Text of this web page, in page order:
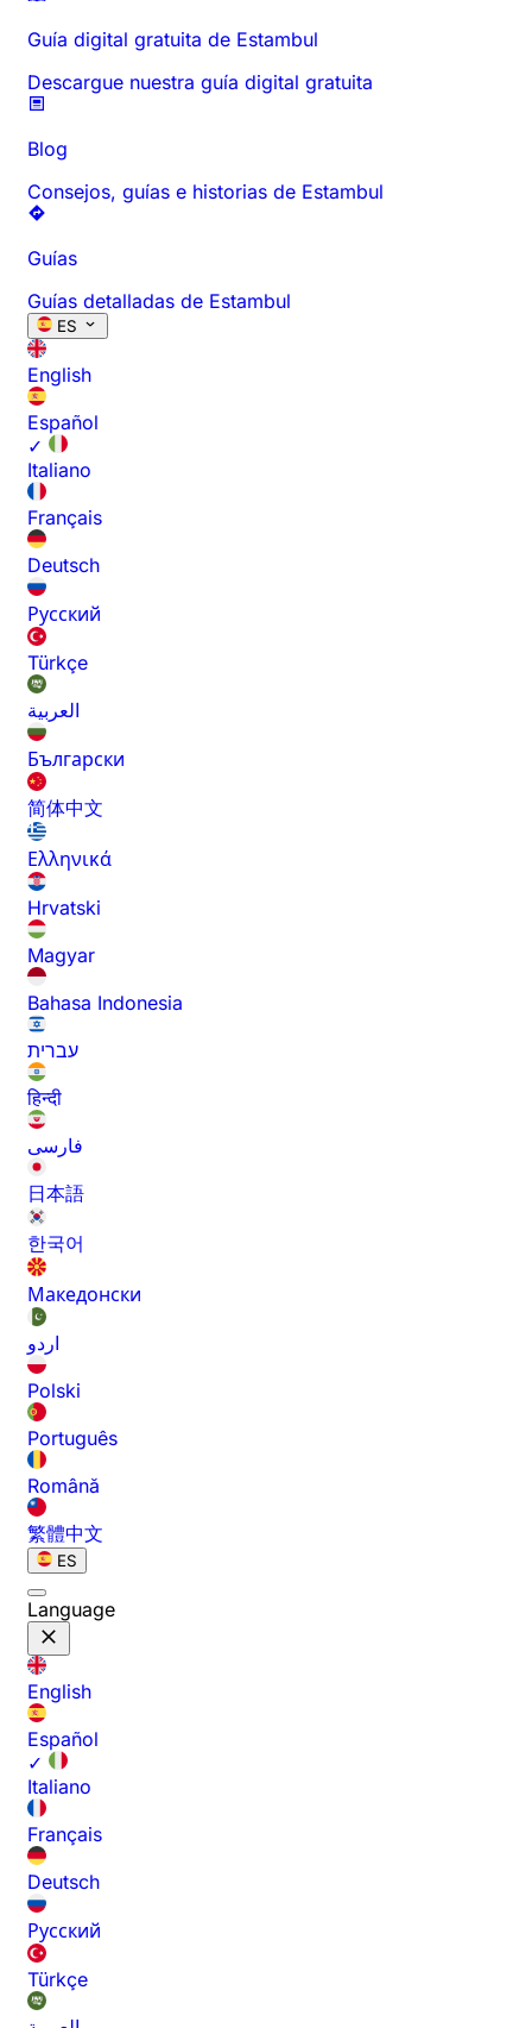
Guía digital gratuita de Estambul
Descargue nuestra guía digital gratuita
Blog
Consejos, guías e historias de Estambul
Guías
Guías detalladas de Estambul
ES
English
Español
✓
Italiano
Français
Deutsch
Русский
Türkçe
العربية
Български
简体中文
Ελληνικά
Hrvatski
Magyar
Bahasa Indonesia
עברית
हिन्दी
فارسی
日本語
한국어
Македонски
اردو
Polski
Português
Română
繁體中文
ES
Language
English
Español
✓
Italiano
Français
Deutsch
Русский
Türkçe